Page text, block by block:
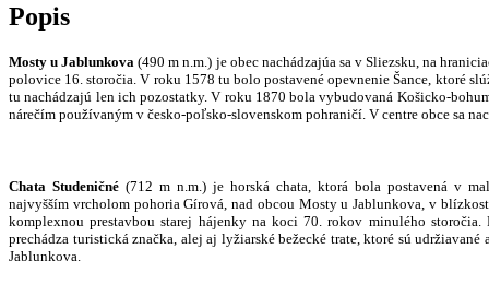
Popis
Mosty u Jablunkova (490 m n.m.) je obec nachádzajúa sa v Sliezsku, na
polovice 16. storočia. V roku 1578 tu bolo postavené opevnenie Šance, ktoré
tu nachádzajú len ich pozostatky. V roku 1870 bola vybudovaná Košicko-
nárečím používaným v česko-poľsko-slovenskom pohraničí. V centre obce sa
Chata Studeničné (712 m n.m.) je horská chata, ktorá bola postavená v
najvyšším vrcholom pohoria Gírová, nad obcou Mosty u Jablunkova, v
komplexnou prestavbou starej hájenky na koci 70. rokov minulého
prechádza turistická značka, alej aj lyžiarské bežecké trate, ktoré sú
Jablunkova.